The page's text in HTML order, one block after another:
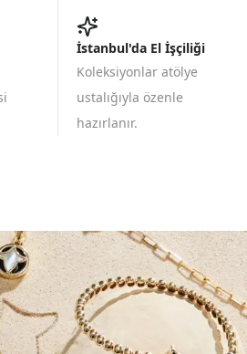
İstanbul'da El İşçiliği
Koleksiyonlar atölye
ustalığıyla özenle
hazırlanır.